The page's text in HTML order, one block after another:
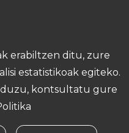
erabiltzen ditu, zure
estatistikoak egiteko.
kontsultatu gure